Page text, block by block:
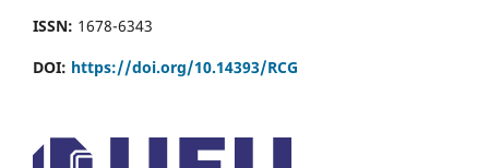
ISSN: 1678-6343
DOI: https://doi.org/10.14393/RCG